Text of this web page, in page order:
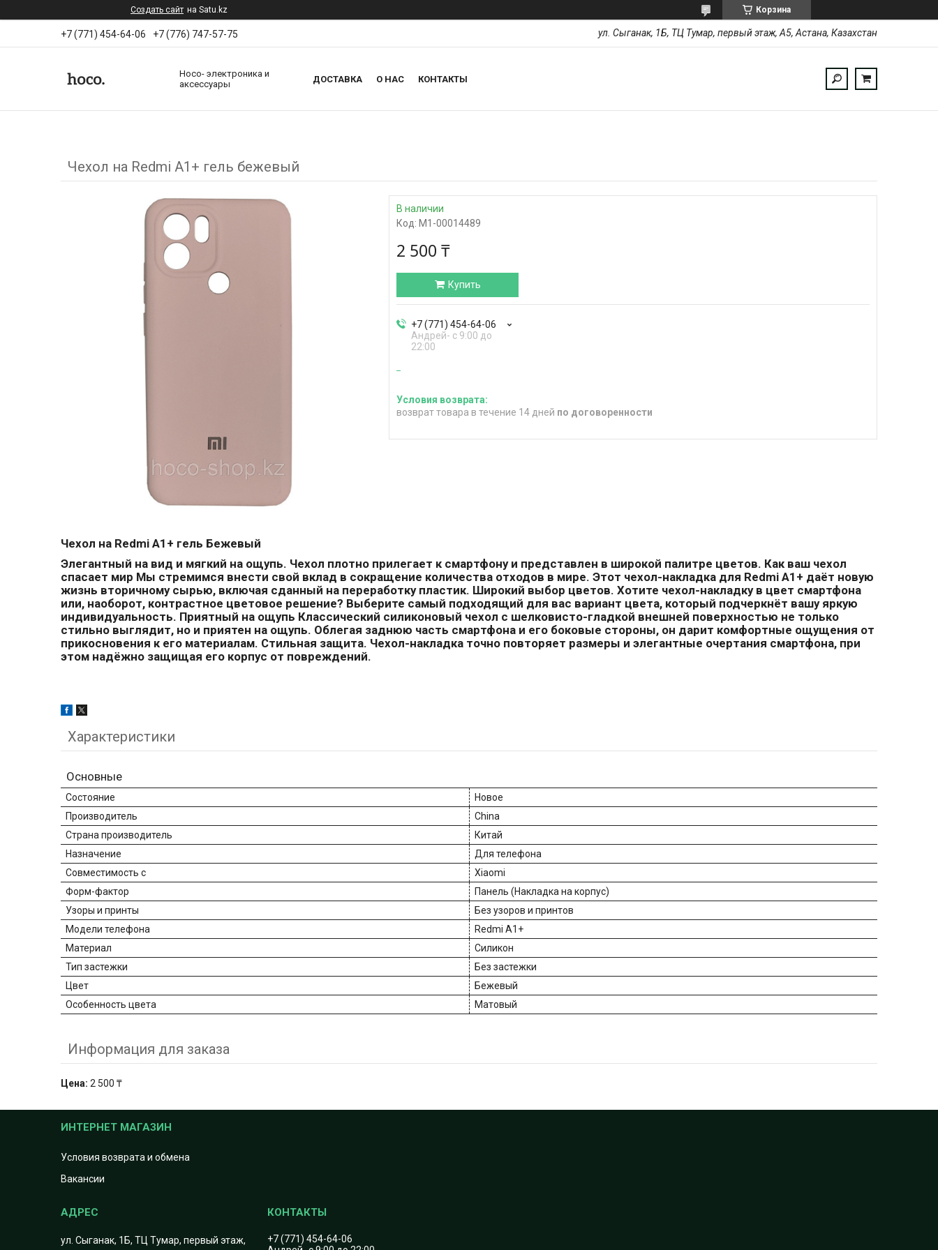
Создать сайт на Satu.kz Корзина
+7 (771) 454-64-06 +7 (776) 747-57-75 ул. Сыганак, 1Б, ТЦ Тумар, первый этаж, А5, Астана, Казахстан
Hoco- электроника и
аксессуары
ДОСТАВКА О НАС КОНТАКТЫ
Чехол на Redmi A1+ гель бежевый
В наличии
Код: М1-00014489
2 500 ₸
Купить
+7 (771) 454-64-06
Андрей- с 9:00 до
22:00
возврат товара в течение 14 дней по договоренности
Чехол на Redmi A1+ гель Бежевый
Элегантный на вид и мягкий на ощупь. Чехол плотно прилегает к смартфону и представлен в широкой палитре цветов. Как ваш чехол
спасает мир Мы стремимся внести свой вклад в сокращение количества отходов в мире. Этот чехол-накладка для Redmi A1+ даёт новую
жизнь вторичному сырью, включая сданный на переработку пластик. Широкий выбор цветов. Хотите чехол-накладку в цвет смартфона
или, наоборот, контрастное цветовое решение? Выберите самый подходящий для вас вариант цвета, который подчеркнёт вашу яркую
индивидуальность. Приятный на ощупь Классический силиконовый чехол с шелковисто-гладкой внешней поверхностью не только
стильно выглядит, но и приятен на ощупь. Облегая заднюю часть смартфона и его боковые стороны, он дарит комфортные ощущения от
прикосновения к его материалам. Стильная защита. Чехол-накладка точно повторяет размеры и элегантные очертания смартфона, при
этом надёжно защищая его корпус от повреждений.
Характеристики
Основные
Состояние
Новое
Производитель
China
Страна производитель
Китай
Назначение
Для телефона
Совместимость с
Xiaomi
Форм-фактор
Панель (Накладка на корпус)
Узоры и принты
Без узоров и принтов
Модели телефона
Redmi A1+
Материал
Силикон
Тип застежки
Без застежки
Цвет
Бежевый
Особенность цвета
Матовый
Информация для заказа
Цена: 2 500 ₸
ИНТЕРНЕТ МАГАЗИН
Условия возврата и обмена
Вакансии
ул. Сыганак, 1Б, ТЦ Тумар, первый этаж,
+7 (771) 454-64-06